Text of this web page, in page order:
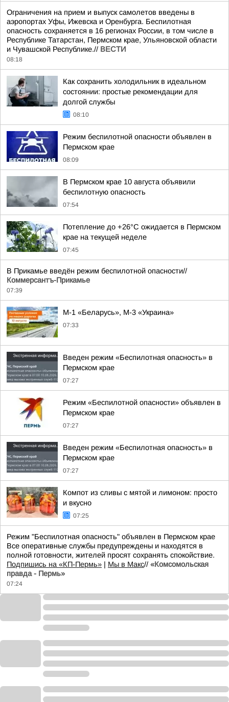
Ограничения на прием и выпуск самолетов введены в
аэропортах Уфы, Ижевска и Оренбурга. Беспилотная
опасность сохраняется в 16 регионах России, в том числе в
Республике Татарстан, Пермском крае, Ульяновской области
и Чувашской Республике.// ВЕСТИ
08:18
Как сохранить холодильник в идеальном
состоянии: простые рекомендации для
долгой службы
08:10
Режим беспилотной опасности объявлен в
Пермском крае
08:09
В Пермском крае 10 августа объявили
беспилотную опасность
07:54
Потепление до +26°C ожидается в Пермском
крае на текущей неделе
07:45
В Прикамье введён режим беспилотной опасности//
Коммерсантъ-Прикамье
07:39
М-1 «Беларусь», М-3 «Украина»
07:33
Введен режим «Беспилотная опасность» в
Пермском крае
07:27
Режим «Беспилотной опасности» объявлен в
Пермском крае
07:27
Введен режим «Беспилотная опасность» в
Пермском крае
07:27
Компот из сливы с мятой и лимоном: просто
и вкусно
07:25
Режим "Беспилотная опасность" объявлен в Пермском крае
Все оперативные службы предупреждены и находятся в
полной готовности, жителей просят сохранять спокойствие.
Подпишись на «КП-Пермь» | Мы в Maкс// «Комсомольская
правда - Пермь»
07:24